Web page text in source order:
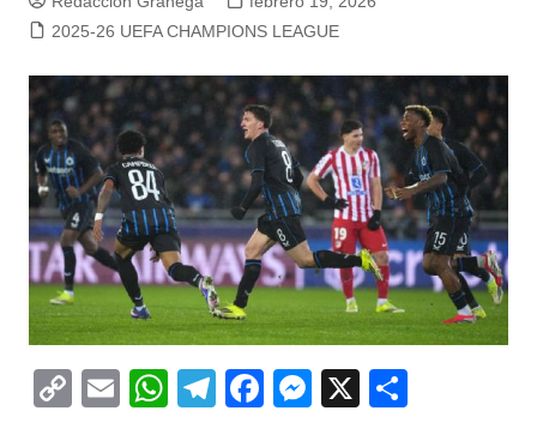
2025-26 UEFA CHAMPIONS LEAGUE
C E W T F M X C